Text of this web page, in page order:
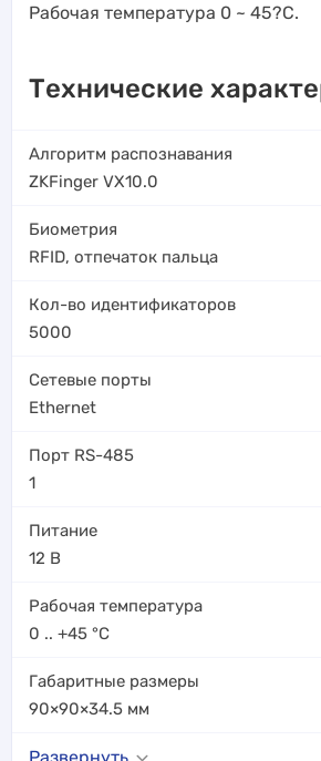
Рабочая температура 0 ~ 45?C.
Технические
Алгоритм распознавания
ZKFinger VX10.0
Биометрия
RFID, отпечаток пальца
Кол-во идентификаторов
5000
Сетевые порты
Ethernet
Порт RS-485
1
Питание
12 В
Рабочая температура
0 .. +45 °C
Габаритные размеры
90×90×34.5 мм
Развернуть